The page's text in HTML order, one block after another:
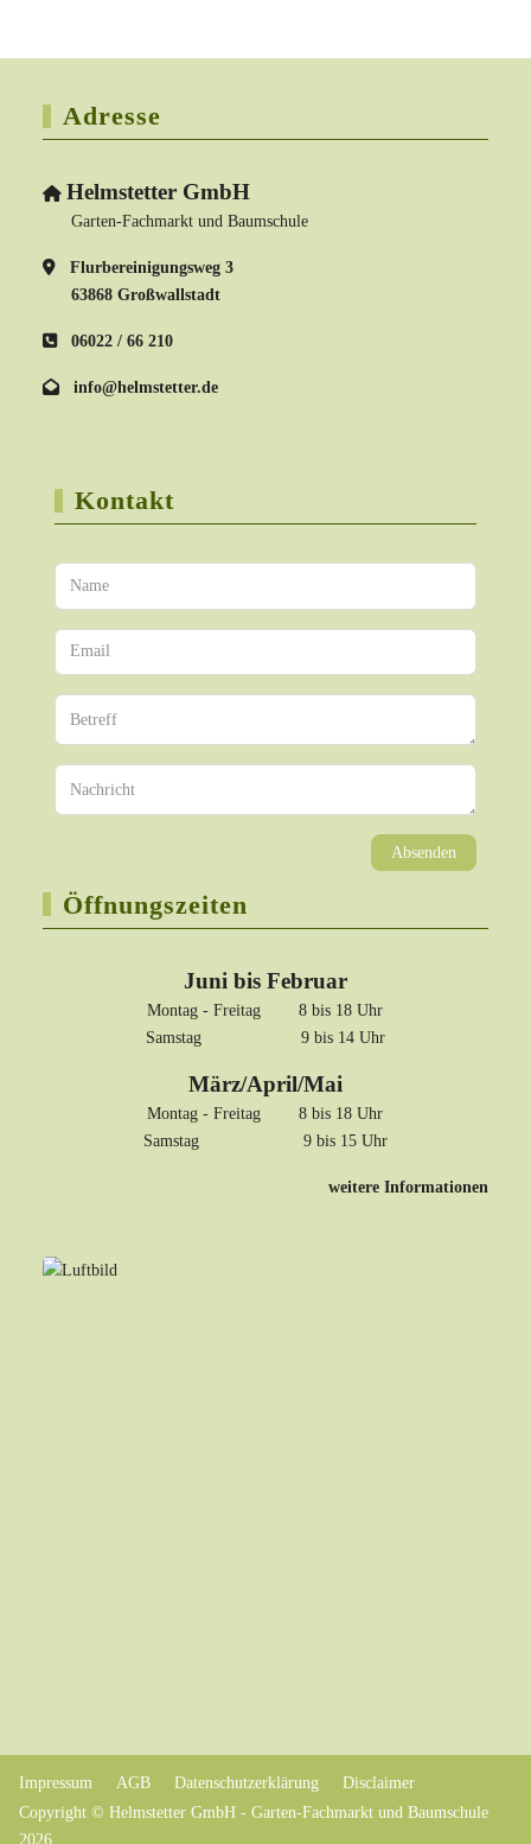
Adresse
Helmstetter GmbH
Garten-Fachmarkt und Baumschule
Flurbereinigungsweg 3
63868 Großwallstadt
06022 / 66 210
info@helmstetter.de
Kontakt
Absenden
Öffnungszeiten
Juni bis Februar
Montag - Freitag 8 bis 18 Uhr
Samstag 9 bis 14 Uhr
März/April/Mai
Montag - Freitag 8 bis 18 Uhr
Samstag 9 bis 15 Uhr
weitere Informationen
Impressum AGB Datenschutzerklärung
Disclaimer
Copyright © Helmstetter GmbH - Garten-Fachmarkt und Baumschule
2026